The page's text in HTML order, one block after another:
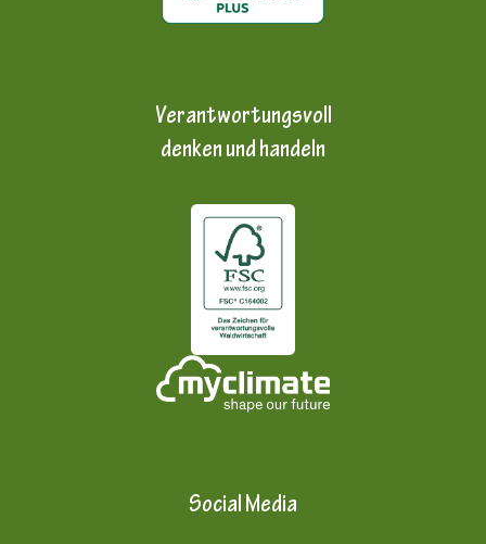
Verantwortungsvoll
denken und handeln
Social Media